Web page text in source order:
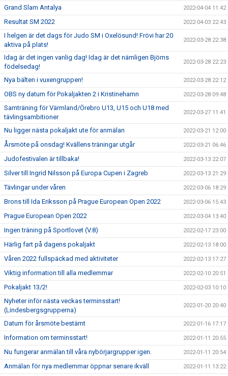
Grand Slam Antalya 2022-04-04 11:42
Resultat SM 2022 2022-04-03 22:43
I helgen är det dags för Judo SM i Oxelösund! Frövi har 20
aktiva på plats!
2022-03-28 22:38
Idag är det ingen vanlig dag! Idag är det nämligen Björns
födelsedag!
2022-03-28 22:23
Nya bälten i vuxengruppen! 2022-03-28 22:12
OBS ny datum för Pokaljakten 2 i Kristinehamn 2022-03-28 09:48
Samträning för Värmland/Örebro U13, U15 och U18 med
tävlingsambitioner
2022-03-27 11:41
Nu ligger nästa pokaljakt ute för anmälan 2022-03-21 12:00
Årsmöte på onsdag! Kvällens träningar utgår 2022-03-21 06:46
Judofestivalen är tillbaka! 2022-03-13 22:07
Silver till Ingrid Nilsson på Europa Cupen i Zagreb 2022-03-13 21:29
Tävlingar under våren 2022-03-06 18:29
Brons till Ida Eriksson på Prague European Open 2022 2022-03-06 15:43
Prague European Open 2022 2022-03-04 13:40
Ingen träning på Sportlovet (V.8) 2022-02-17 23:00
Härlig fart på dagens pokaljakt 2022-02-13 18:00
Våren 2022 fullspäckad med aktiviteter 2022-02-13 17:27
Viktig information till alla medlemmar 2022-02-10 20:51
Pokaljakt 13/2! 2022-02-03 10:10
Nyheter inför nästa veckas terminsstart!
(Lindesbergsgrupperna)
2022-01-20 20:40
Datum för årsmöte bestämt 2022-01-16 17:17
Information om terminsstart! 2022-01-11 20:55
Nu fungerar anmälan till våra nybörjargrupper igen. 2022-01-11 20:54
Anmälan för nya medlemmar öppnar senare ikväll 2022-01-11 13:22